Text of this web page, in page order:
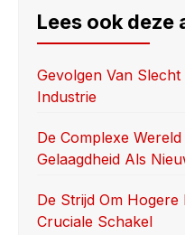
e
b
o
o
k
o
d
o
n
e
Lees ook deze
Gevolgen Van
Industrie
De Complexe
Gelaagdheid Als
De Strijd Om Hogere
Cruciale Schakel